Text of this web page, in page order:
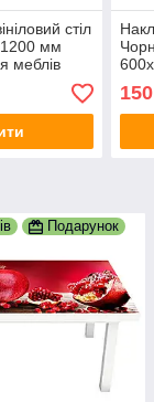
стіл
мм
меблів
для
150
Подарунок